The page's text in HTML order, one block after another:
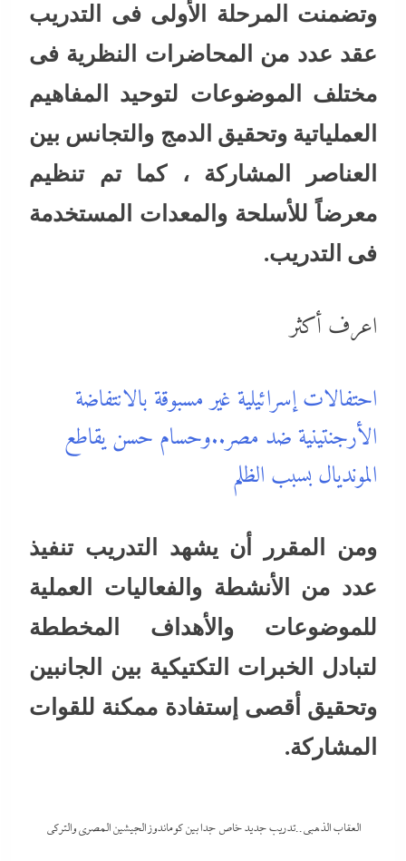
وتضمنت المرحلة الأولى فى التدريب
عقد عدد من المحاضرات النظرية فى
مختلف الموضوعات لتوحيد المفاهيم
العملياتية وتحقيق الدمج والتجانس بين
العناصر المشاركة ، كما تم تنظيم
معرضاً للأسلحة والمعدات المستخدمة
فى التدريب.
اعرف أكثر
احتفالات إسرائيلية غير مسبوقة بالانتفاضة
الأرجنتينية ضد مصر..وحسام حسن يقاطع
المونديال بسبب الظلم
ومن المقرر أن يشهد التدريب تنفيذ
عدد من الأنشطة والفعاليات العملية
للموضوعات والأهداف المخططة
لتبادل الخبرات التكتيكية بين الجانبين
وتحقيق أقصى إستفادة ممكنة للقوات
المشاركة.
العقاب الذهبي..تدريب جديد خاص جدا بين كوماندوز الجيشين المصري والتركي